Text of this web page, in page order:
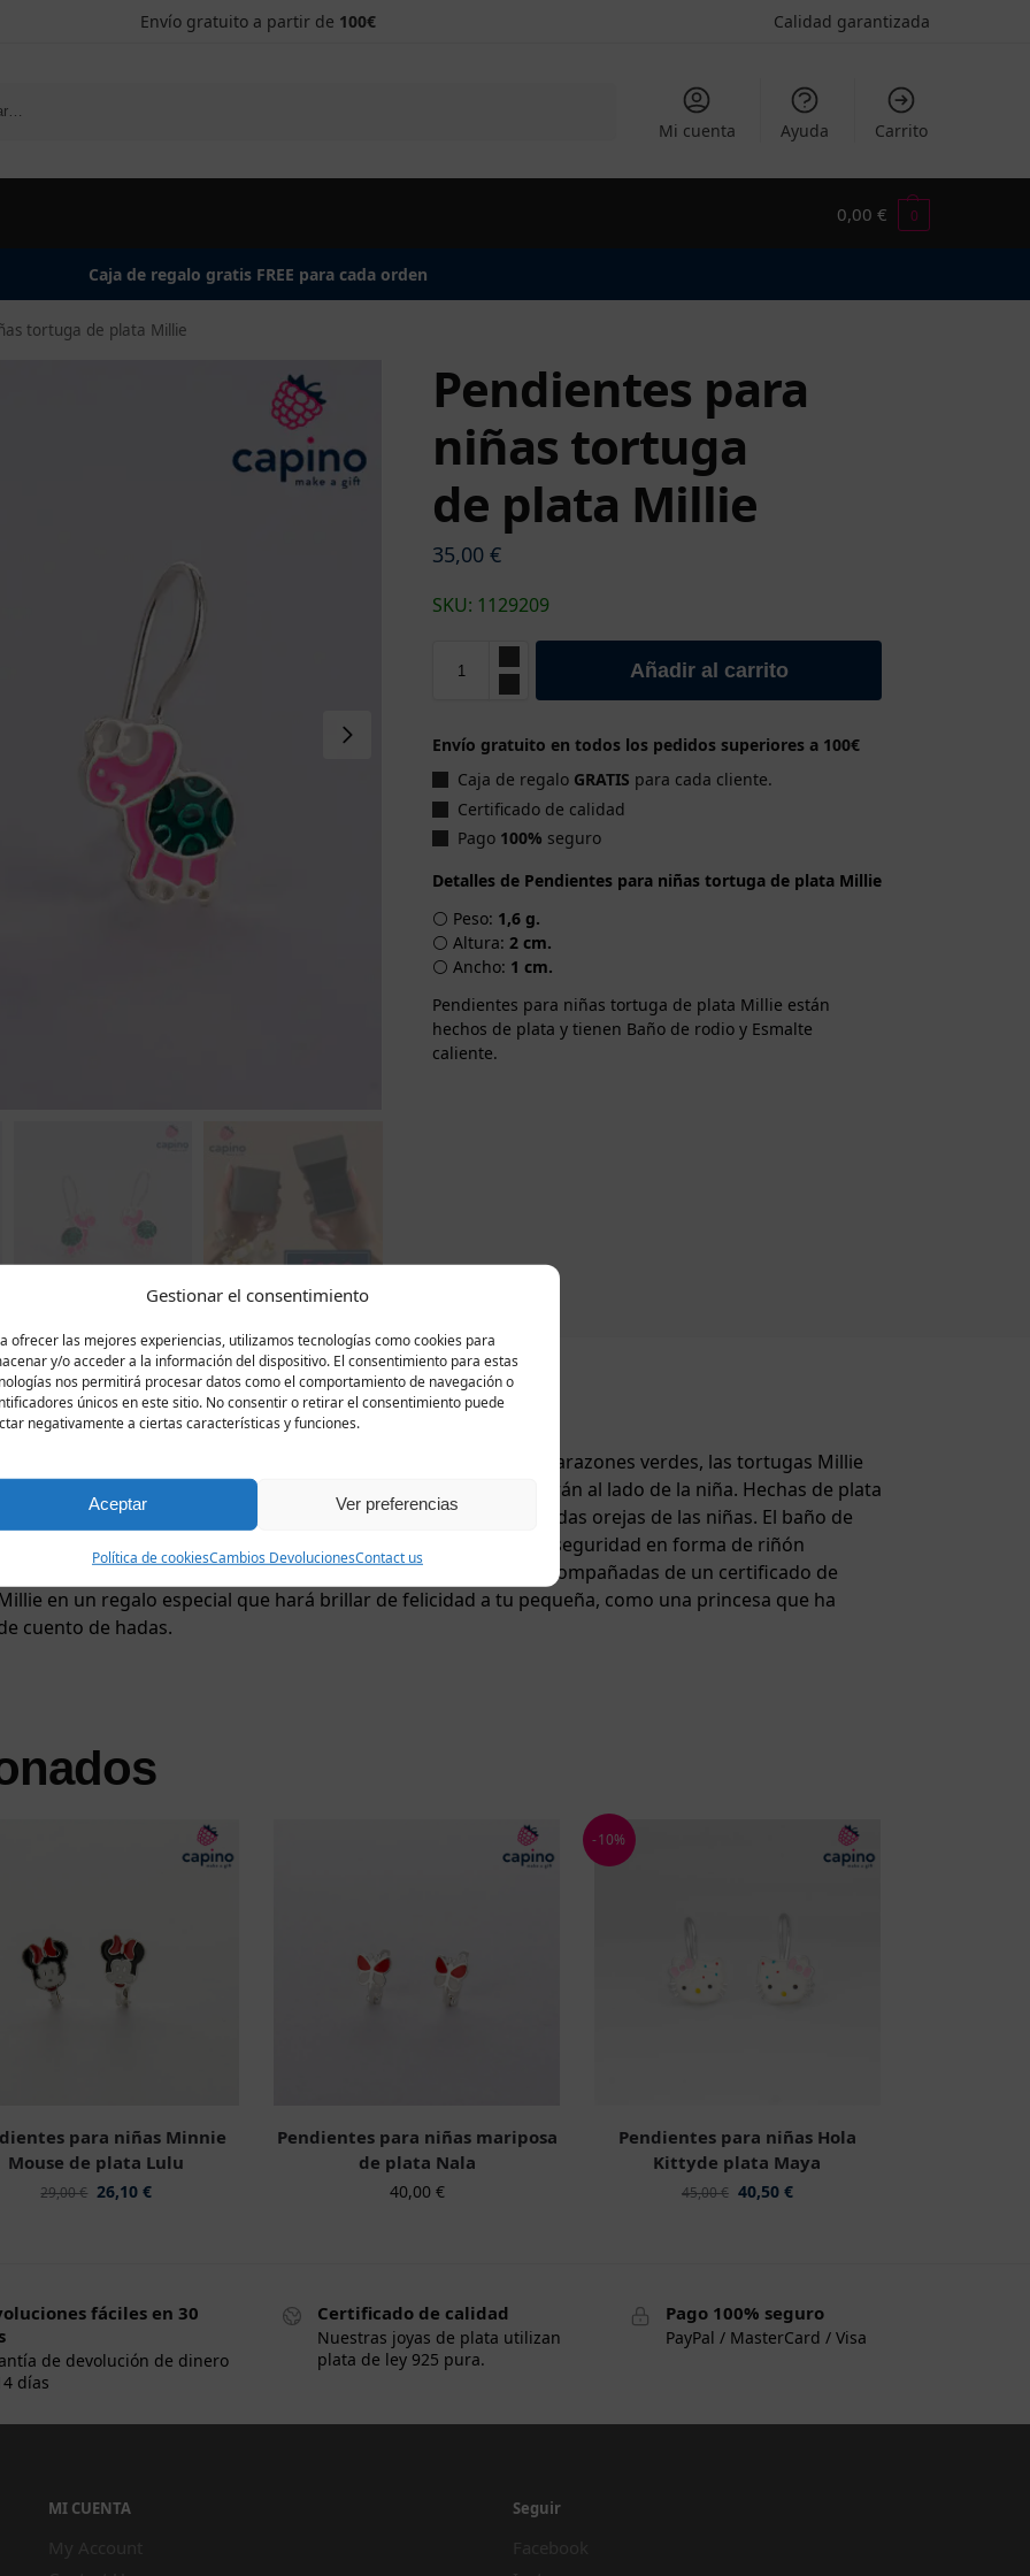
Gestionar el consentimiento
ofrecer las mejores experiencias, utilizamos tecnologías como cookies para
y/o acceder a la información del dispositivo. El consentimiento para estas
nos permitirá procesar datos como el comportamiento de navegación o
únicos en este sitio. No consentir o retirar el consentimiento puede
negativamente a ciertas características y funciones.
Aceptar Ver preferencias
Política de cookiesCambios DevolucionesContact us
Envío gratuito a partir de 100€ Calidad garantizada
Mi cuenta Ayuda Carrito
0,00 € 0
Caja de regalo gratis FREE para cada orden
tortuga de plata Millie
Pendientes para
niñas tortuga
de plata Millie
35,00€
SKU: 1129209
Añadir al carrito
Envío gratuito en todos los pedidos superiores a 100€
Caja de regalo GRATIS para cada cliente.
Certificado de calidad
Pago 100% seguro
Detalles de Pendientes para niñas tortuga de plata Millie
⚪ Peso: 1,6 g.
⚪ Altura:2 cm.
⚪ Ancho: 1 cm.
Pendientes para niñas tortuga de plata Millie están
hechos de plata y tienen Baño de rodio y Esmalte
caliente.
Descripción Valoraciones
y embellecen la vida de cada princesita. Rosadas con caparazones verdes, las tortugas Millie
de felicidad, longevidad y amigas leales que siempre estarán al lado de la niña. Hechas de plata
y miden 2/1 cm, siendo delicadas y cómodas para las delicadas orejas de las niñas. El baño de
fiable contra el deslustre y los arañazos, y el cierre de seguridad en forma de riñón
Estas dos amigas llegan en una preciosa caja de regalo, acompañadas de un certificado de
en un regalo especial que hará brillar de felicidad a tu pequeña, como una princesa que ha
cuento de hadas.
para niñas Minnie
Mouse de plata Lulu
29,00€ 26,10€
Pendientes para niñas mariposa
de plata Nala
40,00 €
-10%
Pendientes para niñas Hola
Kittyde plata Maya
45,00€ 40,50 €
fáciles en 30
de devolución de dinero
días
Certificado de calidad
Nuestras joyas de plata utilizan
plata de ley 925 pura.
Pago 100% seguro
PayPal / MasterCard / Visa
MI CUENTA Seguir